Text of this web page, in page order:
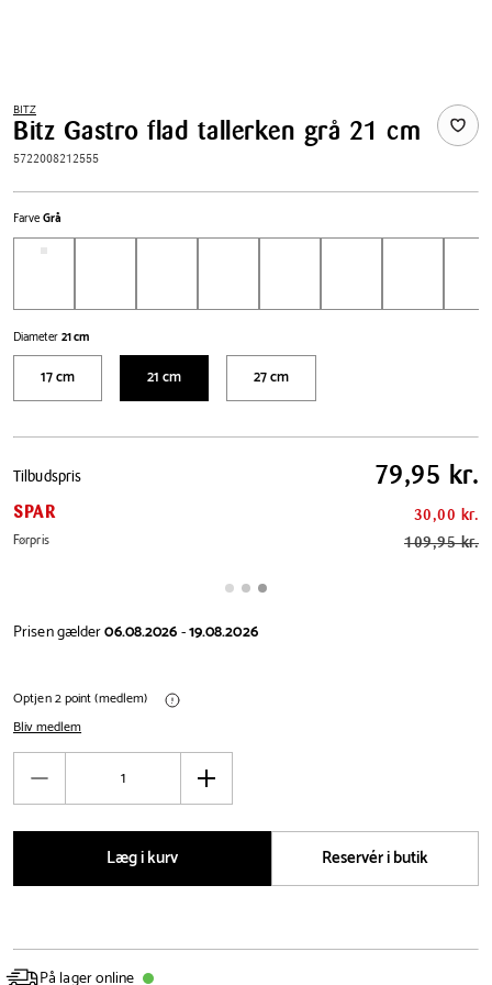
BITZ
Bitz Gastro flad tallerken grå 21 cm
5722008212555
FarveGrå
Diameter21 cm
17 cm 21 cm 27 cm
Pris
tabel
Tilbudspris 79,95 kr.
SPAR 30,00 kr.
Førpris 109,95 kr.
Prisen gælder06.08.2026-19.08.2026
Optjen 2 point (medlem)
Bliv medlem
Antal
Øg
Læg i kurv
Reservér i butik
På lager online